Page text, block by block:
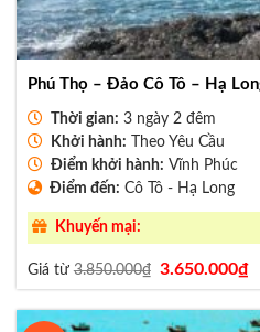
Phú Thọ – Đảo Cô Tô – Hạ
Thời gian: 3 ngày 2 đêm
Khởi hành: Theo Yêu Cầu
Điểm khởi hành: Vĩnh Phúc
Điểm đến: Cô Tô - Hạ Long
Khuyến mại:
Giá từ3.850.000₫
Giá
gốc
là:
3.850.000₫.
3.650.000₫